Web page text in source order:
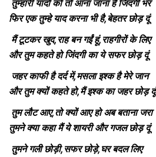
तुम्हारी यांदो को तो आना जाना है जिंदगी भर
फिर एक तुम्हे याद करना भी है,बेहतर छोड़ दूं
मैं टूटकर खुद,राह बन गईं हूं,राहगीरों के लिए
और तुम कहते हो जिंदगी का ये सफर छोड़ दूं
जहर काफी है दर्द में,मसला इश्क है मेरे जान
और तुम क्यों कहते हो,मैं इश्क का जहर छोड़ दूं
तुम लौट आए,तो क्यों आए हो अब बताना जरा
तुमने क्या कहा मैं ये शायरी और गजल छोड़ दूं
तुमने गली छोड़ी,सफर छोड़े,घर बदल लिए